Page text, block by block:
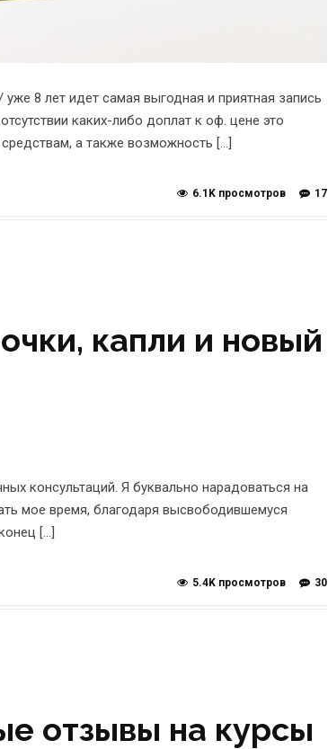
8 лет идет самая выгодная и приятная запись
каких-либо доплат к оф. цене это
а также возможность […]
17
6.1K просмотров
капли и новый
консультаций. Я буквально нарадоваться на
мое время, благодаря высвободившемуся
[…]
30
5.4K просмотров
отзывы на курсы